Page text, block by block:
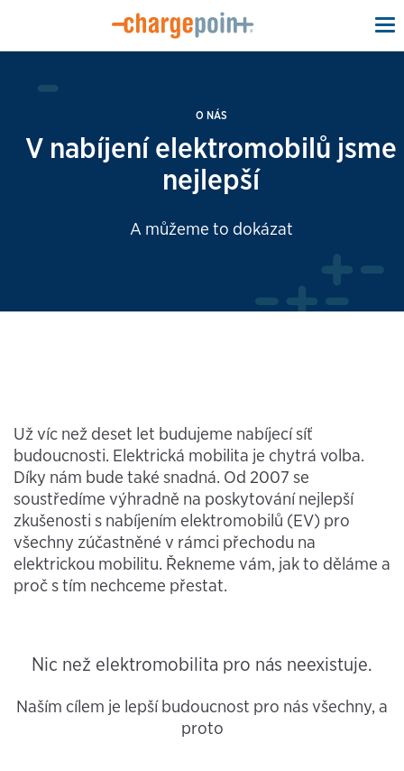
O NÁS
V nabíjení elektromobilů jsme
nejlepší
A můžeme to dokázat
Už víc než deset let budujeme nabíjecí síť
budoucnosti. Elektrická mobilita je chytrá volba.
Díky nám bude také snadná. Od 2007 se
soustředíme výhradně na poskytování nejlepší
zkušenosti s nabíjením elektromobilů (EV) pro
všechny zúčastněné v rámci přechodu na
elektrickou mobilitu. Řekneme vám, jak to děláme a
proč s tím nechceme přestat.
Nic než elektromobilita pro nás neexistuje.
Naším cílem je lepší budoucnost pro nás všechny, a
proto